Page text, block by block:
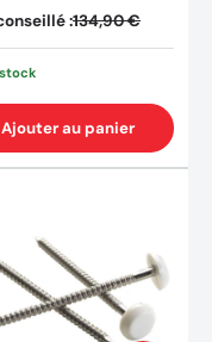
:134,90 €
Ajouter au panier